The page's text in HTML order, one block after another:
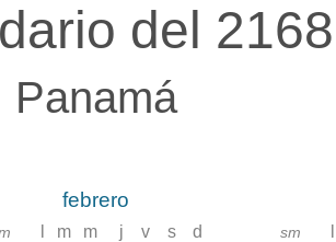
del 2168
Panamá
febrero
m m j v s d sm